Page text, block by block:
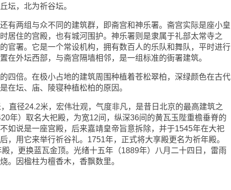
坛，北为祈谷坛。
两组与众不同的建筑群，即斋宫和神乐署。斋宫实际是座小皇
居住的宫殿，也有城河围护。神乐署则是隶属于礼部太常寺之
官署。它是一个常设机构，拥有数百人的乐队和舞队，平时进行
在外坛西部，与斋宫隔墙相邻，是一组标准的衙署建筑。
倍。在极小占地的建筑周围种植着苍松翠柏，深绿颜色在古代
在坛、庙、陵寝种植松柏的原因。
径24.2米，宏伟壮观，气度非凡，是昔日北京的最高建筑之
年）取名大祀殿，为宽12间，纵深36间的黄瓦玉陛重檐垂脊的
如说是一座宫殿，后来嘉靖皇帝旨意拆除，并于1545年在大祀
，用它来举行祈谷礼。1751年，正式将大享殿更名为祈年殿。
，更换蓝瓦金顶。光绪十五年（1889年）八月二十四日，雷雨
。因楹柱为檀香木，香飘数里。